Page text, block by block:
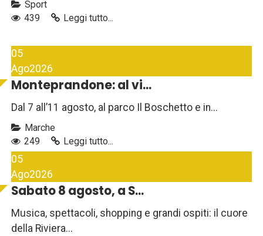
Sport
439
Leggi tutto...
05
Ago2026
Monteprandone: al vi...
Dal 7 all’11 agosto, al parco Il Boschetto e in...
Marche
249
Leggi tutto...
05
Ago2026
Sabato 8 agosto, a S...
Musica, spettacoli, shopping e grandi ospiti: il cuore
della Riviera...